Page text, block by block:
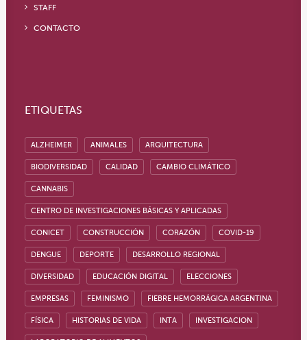
STAFF
CONTACTO
ETIQUETAS
ALZHEIMER ANIMALES ARQUITECTURA
BIODIVERSIDAD CALIDAD CAMBIO CLIMÁTICO
CANNABIS
CENTRO DE INVESTIGACIONES BÁSICAS Y APLICADAS
CONICET CONSTRUCCIÓN CORAZÓN COVID-19
DENGUE DEPORTE DESARROLLO REGIONAL
DIVERSIDAD EDUCACIÓN DIGITAL ELECCIONES
EMPRESAS FEMINISMO FIEBRE HEMORRÁGICA ARGENTINA
FÍSICA HISTORIAS DE VIDA INTA INVESTIGACION